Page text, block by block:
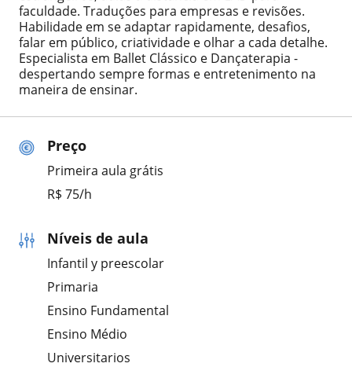
Preço
Primeira aula grátis
R$ 75/h
Níveis de aula
Infantil y preescolar
Primaria
Ensino Fundamental
Ensino Médio
Universitarios
faculdade. Traduções para empresas e revisões.
Habilidade em se adaptar rapidamente, desafios,
falar em público, criatividade e olhar a cada detalhe.
Especialista em Ballet Clássico e Dançaterapia -
despertando sempre formas e entretenimento na
maneira de ensinar.